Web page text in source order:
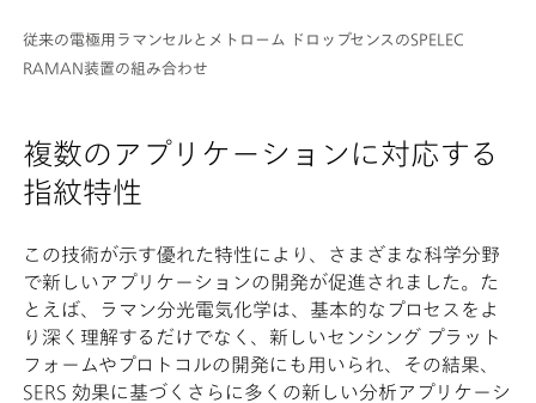
従来の電極用ラマンセルとメトローム ドロップセンスのSPELEC
RAMAN装置の組み合わせ
複数のアプリケーションに対応する
指紋特性
この技術が示す優れた特性により、さまざまな科学分野
で新しいアプリケーションの開発が促進されました。た
とえば、ラマン分光電気化学は、基本的なプロセスをよ
り深く理解するだけでなく、新しいセンシング プラット
フォームやプロトコルの開発にも用いられ、その結果、
SERS 効果に基づくさらに多くの新しい分析アプリケーシ